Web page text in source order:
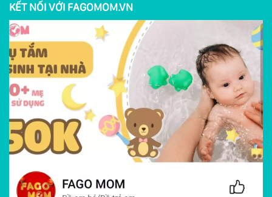
KẾT NỐI VỚI FAGOMOM.VN